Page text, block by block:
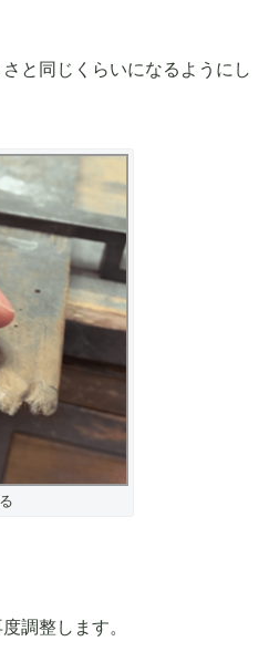
と同じくらいになるようにし
調整します。